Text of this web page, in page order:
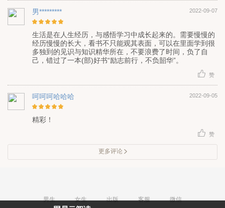
男********* 2022-09-07
生活是在人生经历，与感悟学习中成长起来的。需要慢慢的
经历慢慢的长大，看书不只能观其表面，可以在里面学到很
多独到的见识与知识精华所在，不要浪费了时间，负了自
己，错过了一本(部)好书“励志前行，不负韶华”。
赞
ㅤ呵呵呵哈哈哈 2022-09-05
精彩！
赞
更多评论
男生 女生 出版 客服 微信